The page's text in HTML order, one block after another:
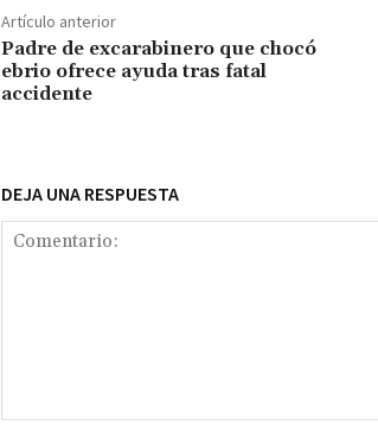
Artículo anterior
Padre de excarabinero que chocó
ebrio ofrece ayuda tras fatal
accidente
DEJA UNA RESPUESTA